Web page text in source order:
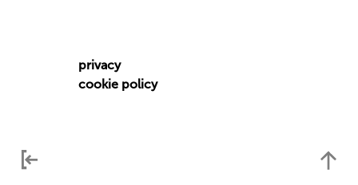
privacy
cookie policy